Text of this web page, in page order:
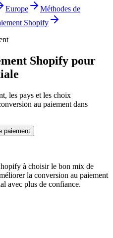
Europe
Méthodes de
Shopify
Shopify pour
les pays et les choix
au paiement dans
paiement
à choisir le bon mix de
la conversion au paiement
avec plus de confiance.